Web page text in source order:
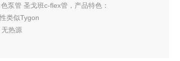
泵管 圣戈班c-flex管，产品特色：
类似Tygon
无热源